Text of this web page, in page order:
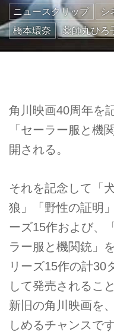
ニュースクリップ シ
橋本環奈
薬師丸ひろ
角川映画40周年を
「セーラー服と機
開される。
それを記念して「
狼」「野性の証明
ーズ15作および、
ラー服と機関銃」
リーズ15作の計30
して発売されるこ
新旧の角川映画を
しめるチャンスです